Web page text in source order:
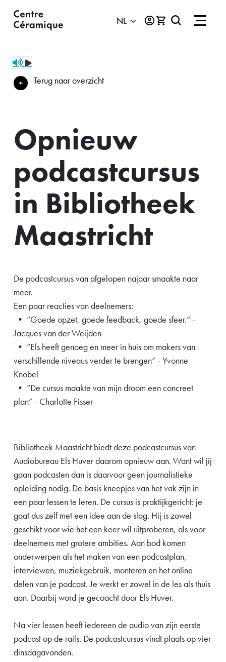
Terug naar overzicht
Opnieuw
podcastcursus
in Bibliotheek
Maastricht
De podcastcursus van afgelopen najaar smaakte naar
meer.
Een paar reacties van deelnemers:
• “Goede opzet, goede feedback, goede sfeer.” -
Jacques van der Weijden
• “Els heeft genoeg en meer in huis om makers van
verschillende niveaus verder te brengen” - Yvonne
Knobel
• “De cursus maakte van mijn droom een concreet
plan” - Charlotte Fisser
Bibliotheek Maastricht biedt deze podcastcursus van
Audiobureau Els Huver daarom opnieuw aan. Want wil jij
gaan podcasten dan is daarvoor geen journalistieke
opleiding nodig. De basis kneepjes van het vak zijn in
een paar lessen te leren. De cursus is praktijkgericht: je
gaat dus zelf met een idee aan de slag. Hij is zowel
geschikt voor wie het een keer wil uitproberen, als voor
deelnemers met grotere ambities. Aan bod komen
onderwerpen als het maken van een podcastplan,
interviewen, muziekgebruik, monteren en het online
delen van je podcast. Je werkt er zowel in de les als thuis
aan. Daarbij word je gecoacht door Els Huver.
Na vier lessen heeft iedereen de audio van zijn eerste
podcast op de rails. De podcastcursus vindt plaats op vier
dinsdagavonden.